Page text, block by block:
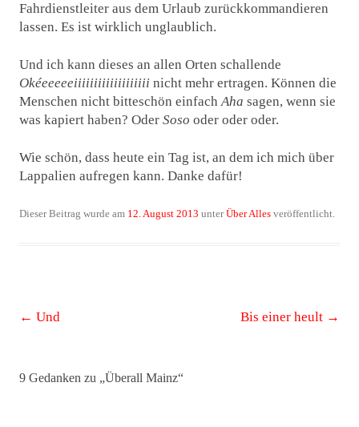
Fahrdienstleiter aus dem Urlaub zurückkommandieren
lassen. Es ist wirklich unglaublich.
Und ich kann dieses an allen Orten schallende
Okéeeeeeiiiiiiiiiiiiiiiiiii nicht mehr ertragen. Können die
Menschen nicht bitteschön einfachAha sagen, wenn sie
was kapiert haben? Oder Soso oder oder oder.
Wie schön, dass heute ein Tag ist, an dem ich mich über
Lappalien aufregen kann. Danke dafür!
Dieser Beitrag wurde am 12. August 2013 unterÜber Alles veröffentlicht.
Beitrags-
← Und Bis einer heult →
9 Gedanken zu „Überall Mainz“